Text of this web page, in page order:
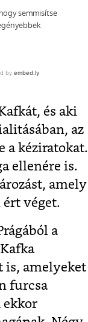
és aki
az
a kéziratokat.
ellenére is.
amely
ért véget.
a
is, amelyeket
furcsa
ekkor